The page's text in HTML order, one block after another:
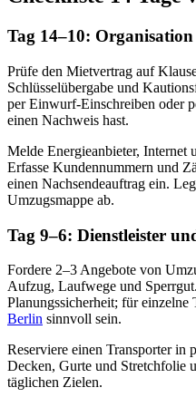
Tag 14–10:
Prüfe den Mietvertrag auf
Schlüsselübergabe und
per Einwurf‑Einschreiben oder
einen Nachweis hast.
Melde Energieanbieter, Internet
Erfasse Kundennummern und
einen Nachsendeauftrag ein.
Umzugsmappe ab.
Tag 9–6: Dienstleister
Fordere 2–3 Angebote von
Aufzug, Laufwege und
Planungssicherheit; für einzelne
Berlin sinnvoll sein.
Reserviere einen Transporter in
Decken, Gurte und Stretchfolie
täglichen Zielen.